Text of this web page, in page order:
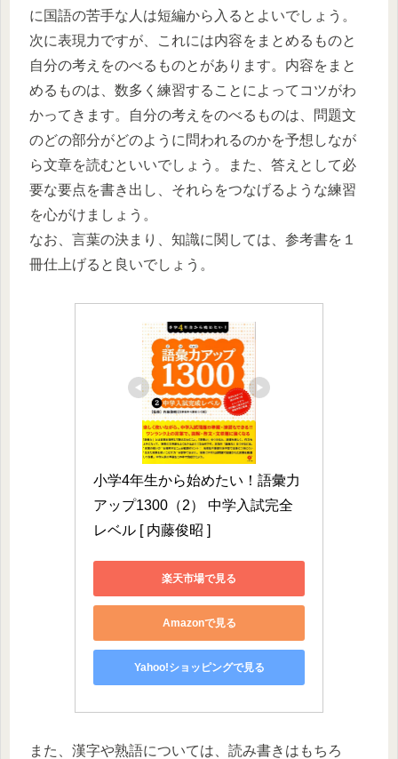
に国語の苦手な人は短編から入るとよいでしょう。
次に表現力ですが、これには内容をまとめるものと
自分の考えをのべるものとがあります。内容をまと
めるものは、数多く練習することによってコツがわ
かってきます。自分の考えをのべるものは、問題文
のどの部分がどのように問われるのかを予想しなが
ら文章を読むといいでしょう。また、答えとして必
要な要点を書き出し、それらをつなげるような練習
を心がけましょう。
なお、言葉の決まり、知識に関しては、参考書を１
冊仕上げると良いでしょう。
小学4年生から始めたい！語彙力
アップ1300（2） 中学入試完全
レベル [ 内藤俊昭 ]
楽天市場で見る
Amazonで見る
Yahoo!ショッピングで見る
また、漢字や熟語については、読み書きはもちろ